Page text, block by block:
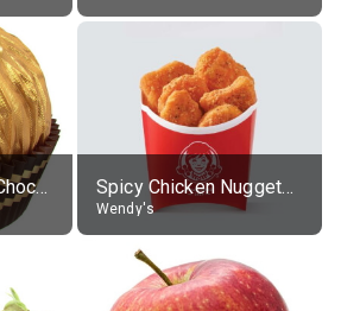
Rocher, Hazelnut Chocolate Ball Spicy Chicken Nuggets, without sauce
Wendy's